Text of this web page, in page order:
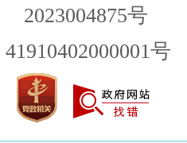
2023004875号
号